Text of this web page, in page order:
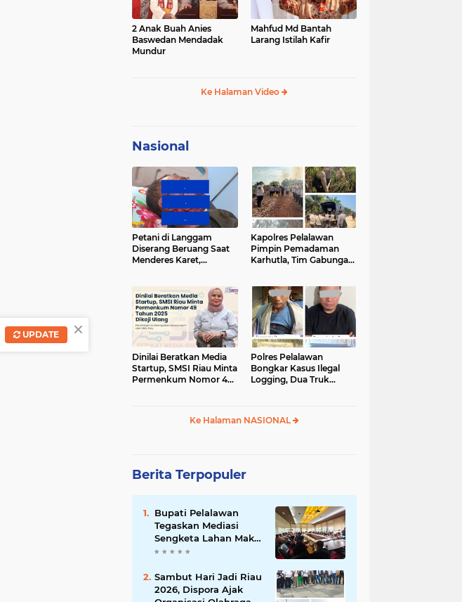
2 Anak Buah Anies
Baswedan Mendadak
Mundur
Mahfud Md Bantah
Larang Istilah Kafir
Ke Halaman Video
Nasional
Petani di Langgam
Diserang Beruang Saat
Menderes Karet,
Kapolres Pelalawan
Pimpin Pemadaman
Karhutla, Tim Gabungan
Dinilai Beratkan Media
Startup, SMSI Riau Minta
Permenkum Nomor 49
Polres Pelalawan
Bongkar Kasus Ilegal
Logging, Dua Truk
Ke Halaman NASIONAL
Berita Terpopuler
Bupati Pelalawan
Tegaskan Mediasi
Sengketa Lahan Mak
Teduh Dilanjutkan, PT
Hadir pada Pertemuan
Berikutnya
Sambut Hari Jadi Riau
2026, Dispora Ajak
×
UPDATE